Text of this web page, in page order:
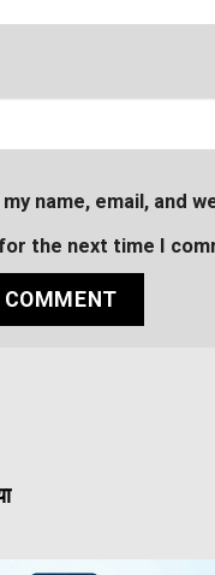
my name, email, and
the next time I